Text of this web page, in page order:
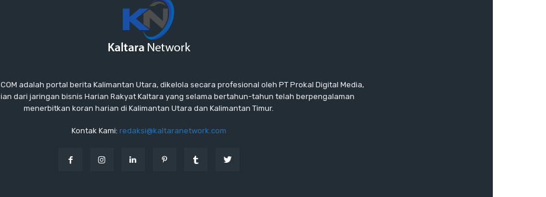
adalah portal berita Kalimantan Utara, dikelola secara profesional oleh PT Prokal Digital Media,
dari jaringan bisnis Harian Rakyat Kaltara yang selama bertahun-tahun telah berpengalaman
menerbitkan koran harian di Kalimantan Utara dan Kalimantan Timur.
Kontak Kami: redaksi@kaltaranetwork.com